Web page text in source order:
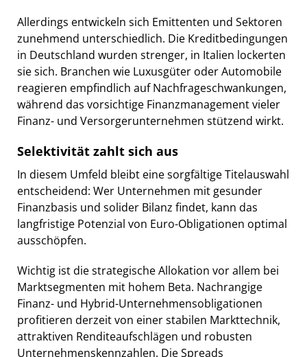
Allerdings entwickeln sich Emittenten und Sektoren
zunehmend unterschiedlich. Die Kreditbedingungen
in Deutschland wurden strenger, in Italien lockerten
sie sich. Branchen wie Luxusgüter oder Automobile
reagieren empfindlich auf Nachfrageschwankungen,
während das vorsichtige Finanzmanagement vieler
Finanz- und Versorgerunternehmen stützend wirkt.
Selektivität zahlt sich aus
In diesem Umfeld bleibt eine sorgfältige Titelauswahl
entscheidend: Wer Unternehmen mit gesunder
Finanzbasis und solider Bilanz findet, kann das
langfristige Potenzial von Euro-Obligationen optimal
ausschöpfen.
Wichtig ist die strategische Allokation vor allem bei
Marktsegmenten mit hohem Beta. Nachrangige
Finanz- und Hybrid-Unternehmensobligationen
profitieren derzeit von einer stabilen Markttechnik,
attraktiven Renditeaufschlägen und robusten
Unternehmenskennzahlen. Die Spreads